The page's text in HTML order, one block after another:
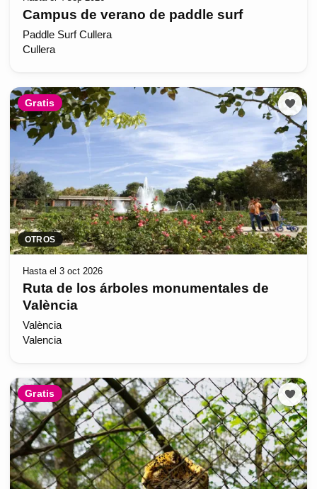
Campus de verano de paddle surf
Paddle Surf Cullera
Cullera
Gratis
OTROS
Hasta el 3 oct 2026
Ruta de los árboles monumentales de
València
València
Valencia
Gratis